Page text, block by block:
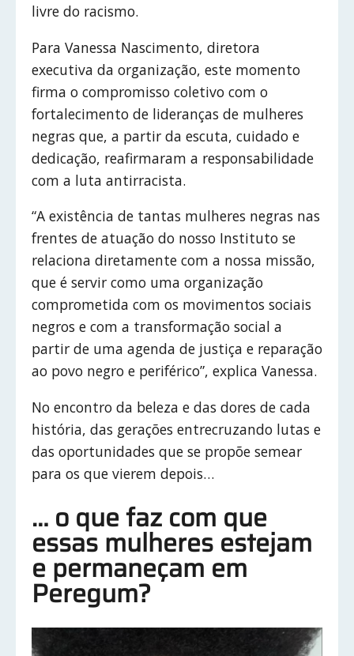
livre do racismo.
Para Vanessa Nascimento, diretora
executiva da organização, este momento
firma o compromisso coletivo com o
fortalecimento de lideranças de mulheres
negras que, a partir da escuta, cuidado e
dedicação, reafirmaram a responsabilidade
com a luta antirracista.
“A existência de tantas mulheres negras nas
frentes de atuação do nosso Instituto se
relaciona diretamente com a nossa missão,
que é servir como uma organização
comprometida com os movimentos sociais
negros e com a transformação social a
partir de uma agenda de justiça e reparação
ao povo negro e periférico”, explica Vanessa.
No encontro da beleza e das dores de cada
história, das gerações entrecruzando lutas e
das oportunidades que se propõe semear
para os que vierem depois…
… o que faz com que
essas mulheres estejam
e permaneçam em
Peregum?